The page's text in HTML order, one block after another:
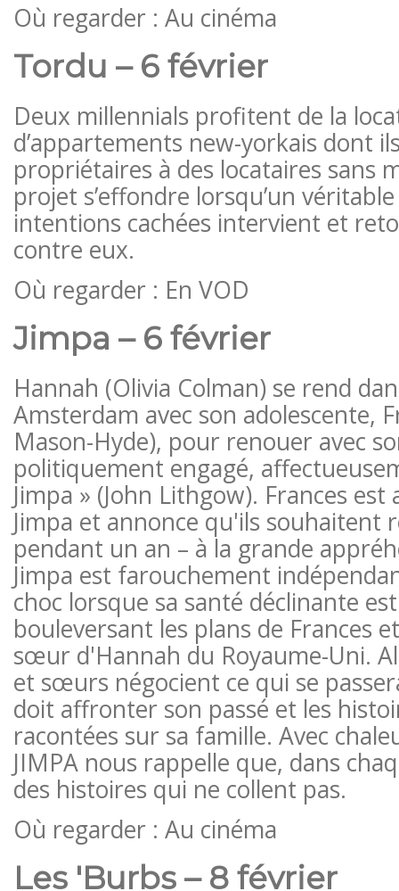
Où regarder : Au cinéma
Tordu – 6 février
Deux millennials profitent de la
d’appartements new-yorkais dont
propriétaires à des locataires sans
projet s’effondre lorsqu’un
intentions cachées intervient et
contre eux.
Où regarder : En VOD
Jimpa – 6 février
Hannah (Olivia Colman) se rend
Amsterdam avec son adolescente,
Mason-Hyde), pour renouer avec
politiquement engagé,
Jimpa » (John Lithgow). Frances
Jimpa et annonce qu'ils souhaitent
pendant un an – à la grande
Jimpa est farouchement
choc lorsque sa santé déclinante
bouleversant les plans de Frances
sœur d'Hannah du Royaume-Uni.
et sœurs négocient ce qui se
doit affronter son passé et les
racontées sur sa famille. Avec
JIMPA nous rappelle que, dans
des histoires qui ne collent pas.
Où regarder : Au cinéma
Les 'Burbs – 8 février